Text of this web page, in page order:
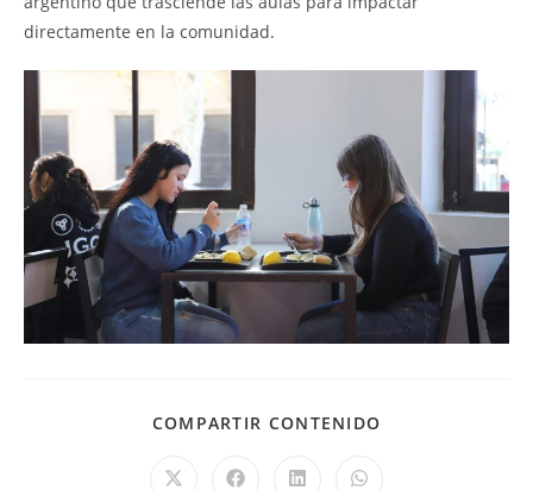
directamente en la comunidad.
COMPARTIR CONTENIDO